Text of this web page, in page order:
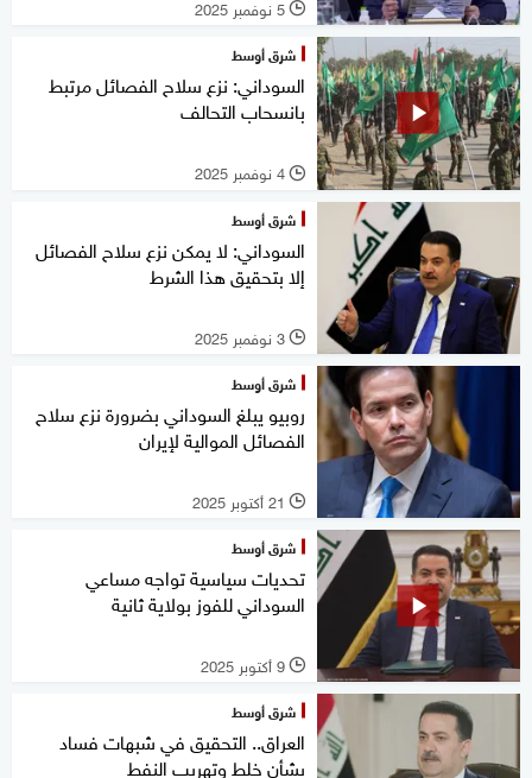
l 5 نوفمبر 2025
شرق أوسط
السوداني: نزع سلاح الفصائل مرتبط
بانسحاب التحالف
l 4 نوفمبر 2025
شرق أوسط
السوداني: لا يمكن نزع سلاح الفصائل
إلا بتحقيق هذا الشرط
l 3 نوفمبر 2025
شرق أوسط
روبيو يبلغ السوداني بضرورة نزع سلاح
الفصائل الموالية لإيران
l 21 أكتوبر 2025
شرق أوسط
تحديات سياسية تواجه مساعي
السوداني للفوز بولاية ثانية
l 9 أكتوبر 2025
شرق أوسط
العراق.. التحقيق في شبهات فساد
بشأن خلط وتهريب النفط